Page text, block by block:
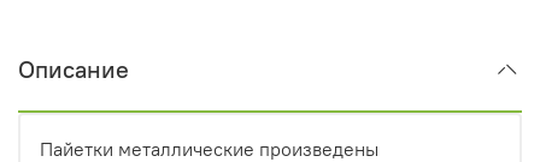
Описание
Пайетки металлические произведены